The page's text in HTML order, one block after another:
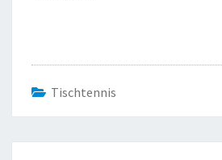
Tischtennis